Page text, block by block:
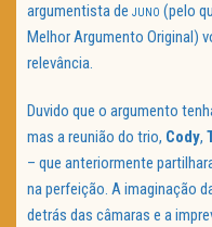
argumentista de JUNO (pelo
Melhor Argumento Original)
relevância.
Duvido que o argumento
mas a reunião do trio, Cody,
– que anteriormente
na perfeição. A imaginação
detrás das câmaras e a